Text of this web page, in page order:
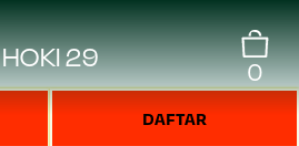
HOKI 29 0
DAFTAR